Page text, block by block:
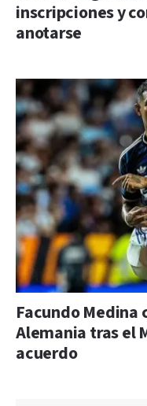
inscripciones y
anotarse
Facundo Medina
Alemania tras el
acuerdo